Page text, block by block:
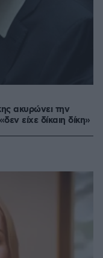
ακυρώνει την
είχε δίκαιη δίκη»